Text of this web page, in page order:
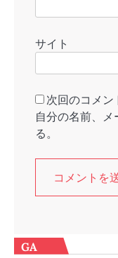
サイト
次回のコメン
自分の名前、
る。
GA